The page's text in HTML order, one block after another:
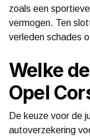
zoals een
vermogen. Ten
verleden schades
Welke
Opel
De keuze voor de
autoverzekering